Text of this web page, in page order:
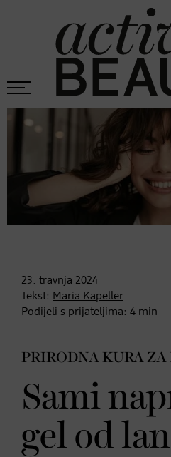
23. travnja 2024
Tekst: Maria Kapeller
Podijeli s prijateljima: 4 min
PRIRODNA KURA ZA
Sami
gel od